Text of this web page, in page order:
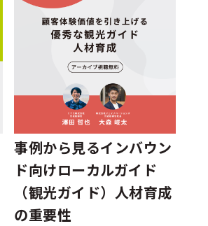
事例から見るインバウン
ド向けローカルガイド
（観光ガイド）人材育成
の重要性